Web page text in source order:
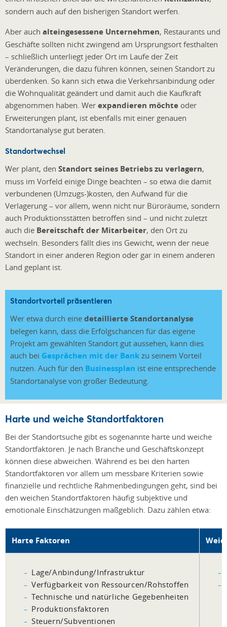
sondern auch auf den bisherigen Standort werfen.
Aber auch alteingesessene Unternehmen, Restaurants und
Geschäfte sollten nicht zwingend am Ursprungsort festhalten
– schließlich unterliegt jeder Ort im Laufe der Zeit
Veränderungen, die dazu führen können, seinen Standort zu
überdenken. So kann sich etwa die Verkehrsanbindung oder
die Wohnqualität geändert und damit auch die Kaufkraft
abgenommen haben. Wer expandieren möchte oder
Erweiterungen plant, ist ebenfalls mit einer genauen
Standortanalyse gut beraten.
Standortwechsel
Wer plant, den Standort seines Betriebs zu verlagern,
muss im Vorfeld einige Dinge beachten – so etwa die damit
verbundenen (Umzugs-)kosten, den Aufwand für die
Verlagerung – vor allem, wenn nicht nur Büroräume, sondern
auch Produktionsstätten betroffen sind – und nicht zuletzt
auch die Bereitschaft der Mitarbeiter, den Ort zu
wechseln. Besonders fällt dies ins Gewicht, wenn der neue
Standort in einer anderen Region oder gar in einem anderen
Land geplant ist.
Standortvorteil präsentieren
Wer etwa durch eine detaillierte Standortanalyse
belegen kann, dass die Erfolgschancen für das eigene
Projekt am gewählten Standort gut aussehen, kann dies
auch bei Gesprächen mit der Bank zu seinem Vorteil
nutzen. Auch für den Businessplan ist eine entsprechende
Standortanalyse von großer Bedeutung.
Harte und weiche Standortfaktoren
Bei der Standortsuche gibt es sogenannte harte und weiche
Standortfaktoren. Je nach Branche und Geschäftskonzept
können diese abweichen. Während es bei den harten
Standortfaktoren vor allem um messbare Kriterien sowie
finanzielle und rechtliche Rahmenbedingungen geht, sind bei
den weichen Standortfaktoren häufig subjektive und
emotionale Einschätzungen maßgeblich. Dazu zählen etwa:
Harte Faktoren
Lage/Anbindung/Infrastruktur
Verfügbarkeit von Ressourcen/Rohstoffen
Technische und natürliche Gegebenheiten
Produktionsfaktoren
Steuern/Subventionen